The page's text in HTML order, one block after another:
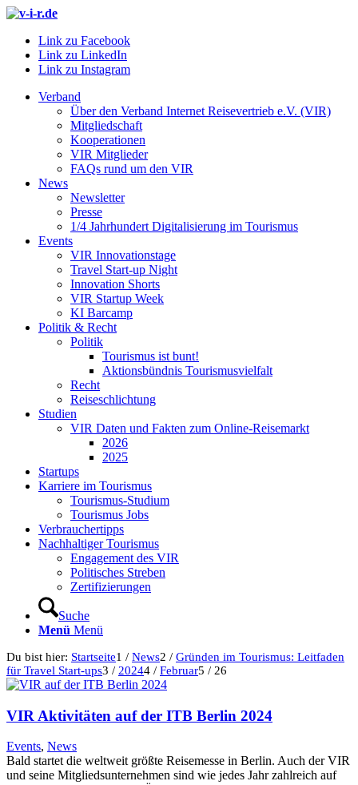
Link zu Facebook
Link zu LinkedIn
Link zu Instagram
Verband
Über den Verband Internet Reisevertrieb e.V. (VIR)
Mitgliedschaft
Kooperationen
VIR Mitglieder
FAQs rund um den VIR
News
Newsletter
Presse
1/4 Jahrhundert Digitalisierung im Tourismus
Events
VIR Innovationstage
Travel Start-up Night
Innovation Shorts
VIR Startup Week
KI Barcamp
Politik & Recht
Politik
Tourismus ist bunt!
Aktionsbündnis Tourismusvielfalt
Recht
Reiseschlichtung
Studien
VIR Daten und Fakten zum Online-Reisemarkt
2026
2025
Startups
Karriere im Tourismus
Tourismus-Studium
Tourismus Jobs
Verbrauchertipps
Nachhaltiger Tourismus
Engagement des VIR
Politisches Streben
Zertifizierungen
Suche
Menü Menü
Du bist hier: Startseite1 / News2 / Gründen im Tourismus: Leitfaden
für Travel Start-ups3 / 20244 / Februar5 / 26
VIR Aktivitäten auf der ITB Berlin 2024
Events, News
Bald startet die weltweit größte Reisemesse in Berlin. Auch der VIR
und seine Mitgliedsunternehmen sind wie jedes Jahr zahlreich auf